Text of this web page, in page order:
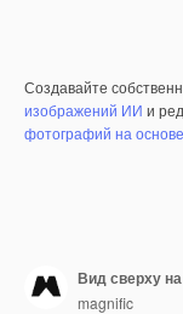
Создавайте
изображений ИИ и
фотографий на
Вид сверху
magnific